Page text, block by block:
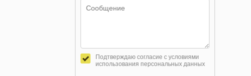
Подтверждаю согласие с условиями
использования персональных данных